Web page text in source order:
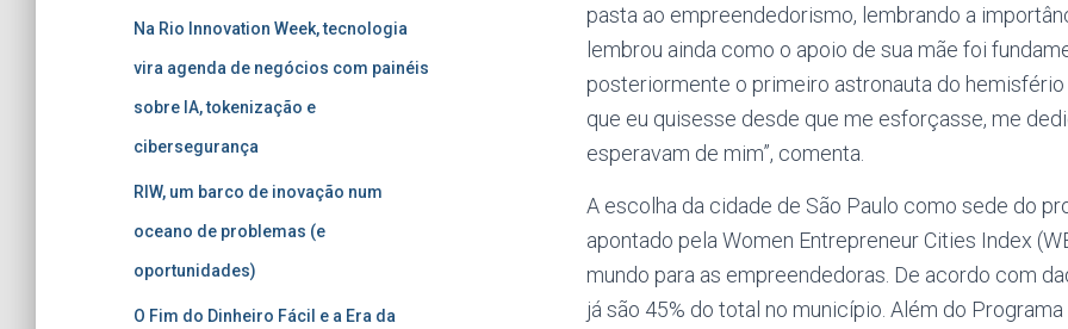
Na Rio Innovation Week, tecnologia
vira agenda de negócios com painéis
sobre IA, tokenização e
cibersegurança
RIW, um barco de inovação num
oceano de problemas (e
oportunidades)
O Fim do Dinheiro Fácil e a Era da
pasta ao empreendedorismo, lembrando a
lembrou ainda como o apoio de sua mãe foi
posteriormente o primeiro astronauta do hemisfério
que eu quisesse desde que me esforçasse, me
esperavam de mim”, comenta.
A escolha da cidade de São Paulo como sede do
apontado pela Women Entrepreneur Cities Index
mundo para as empreendedoras. De acordo com
já são 45% do total no município. Além do